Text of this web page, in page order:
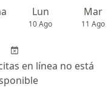
Lun
10 Ago
Mar
11 Ago
en línea no está